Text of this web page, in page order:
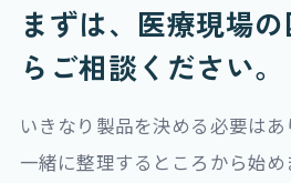
まずは、医療現場
ら ご相談ください。
いきなり製品を決める必要は
一緒に整理するところから始め